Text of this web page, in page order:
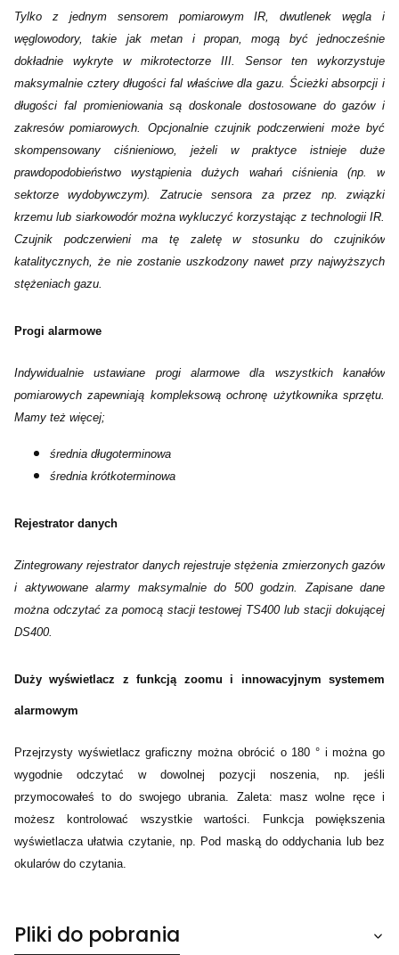
Tylko z jednym sensorem pomiarowym IR, dwutlenek węgla i
węglowodory, takie jak metan i propan, mogą być jednocześnie
dokładnie wykryte w mikrotectorze III. Sensor ten wykorzystuje
maksymalnie cztery długości fal właściwe dla gazu. Ścieżki absorpcji i
długości fal promieniowania są doskonale dostosowane do gazów i
zakresów pomiarowych. Opcjonalnie czujnik podczerwieni może być
skompensowany ciśnieniowo, jeżeli w praktyce istnieje duże
prawdopodobieństwo wystąpienia dużych wahań ciśnienia (np. w
sektorze wydobywczym). Zatrucie sensora za przez np. związki
krzemu lub siarkowodór można wykluczyć korzystając z technologii IR.
Czujnik podczerwieni ma tę zaletę w stosunku do czujników
katalitycznych, że nie zostanie uszkodzony nawet przy najwyższych
stężeniach gazu.
Progi alarmowe
Indywidualnie ustawiane progi alarmowe dla wszystkich kanałów
pomiarowych zapewniają kompleksową ochronę użytkownika sprzętu.
Mamy też więcej;
średnia długoterminowa
średnia krótkoterminowa
Rejestrator danych
Zintegrowany rejestrator danych rejestruje stężenia zmierzonych gazów
i aktywowane alarmy maksymalnie do 500 godzin. Zapisane dane
można odczytać za pomocą stacji testowej TS400 lub stacji dokującej
DS400.
Duży wyświetlacz z funkcją zoomu i innowacyjnym systemem
alarmowym
Przejrzysty wyświetlacz graficzny można obrócić o 180 ° i można go
wygodnie odczytać w dowolnej pozycji noszenia, np. jeśli
przymocowałeś to do swojego ubrania. Zaleta: masz wolne ręce i
możesz kontrolować wszystkie wartości. Funkcja powiększenia
wyświetlacza ułatwia czytanie, np. Pod maską do oddychania lub bez
okularów do czytania.
Pliki do pobrania